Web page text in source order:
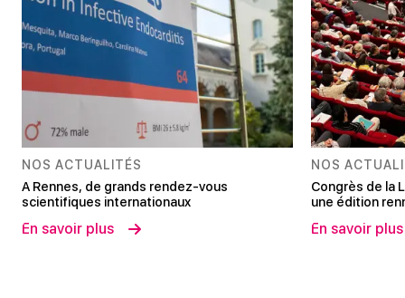
NOS ACTUALITÉS
A Rennes, de grands rendez-vous
scientifiques internationaux
En savoir plus
NOS
Congrès de la
une édition
En savoir plus